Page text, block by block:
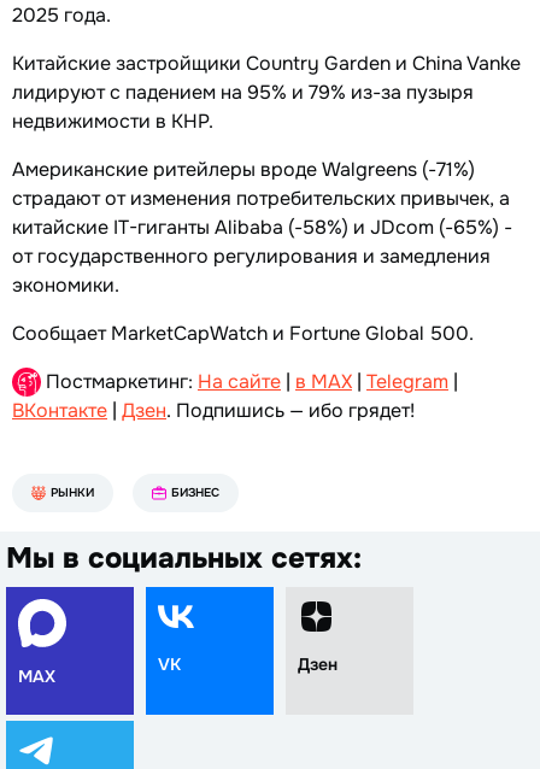
2025 года.
Китайские застройщики Country Garden и China Vanke
лидируют с падением на 95% и 79% из-за пузыря
недвижимости в КНР.
Американские ритейлеры вроде Walgreens (-71%)
страдают от изменения потребительских привычек, а
китайские IT-гиганты Alibaba (-58%) и JDcom (-65%) -
от государственного регулирования и замедления
экономики.
Сообщает MarketCapWatch и Fortune Global 500.
Постмаркетинг: На сайте | в MAX | Telegram |
ВКонтакте | Дзен. Подпишись — ибо грядет!
РЫНКИ БИЗНЕС
Мы в социальных сетях:
MAX
VK Дзен